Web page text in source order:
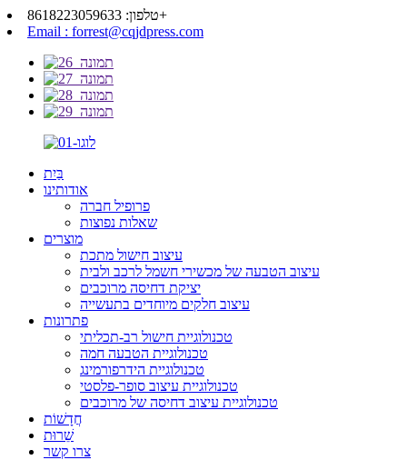
טלפון: 8618223059633+
Email : forrest@cqjdpress.com
בַּיִת
אודותינו
פרופיל חברה
שאלות נפוצות
מוצרים
עיצוב חישול מתכת
עיצוב הטבעה של מכשירי חשמל לרכב ולבית
יציקת דחיסה מרוכבים
עיצוב חלקים מיוחדים בתעשייה
פתרונות
טכנולוגיית חישול רב-תכליתי
טכנולוגיית הטבעה חמה
טכנולוגיית הידרפורמינג
טכנולוגיית עיצוב סופר-פלסטי
טכנולוגיית עיצוב דחיסה של מרוכבים
חֲדָשׁוֹת
שֵׁרוּת
צרו קשר